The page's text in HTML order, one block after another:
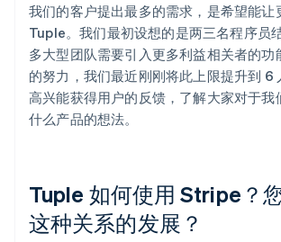
我们的客户提出最多的需求，是希望能让
Tuple。我们最初设想的是两三名程序员
多大型团队需要引入更多利益相关者的功
的努力，我们最近刚刚将此上限提升到 6
高兴能获得用户的反馈，了解大家对于我
什么产品的想法。
Tuple 如何使用 Stripe？
这种关系的发展？